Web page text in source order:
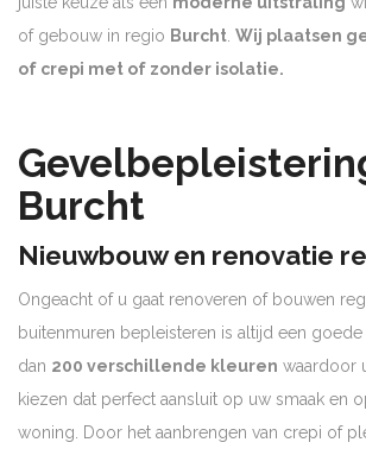
of gebouw in regio Burcht. Wij plaatsen
of crepi met of zonder isolatie.
Burcht
Nieuwbouw en renovatie
Ongeacht of u gaat renoveren of bouwen
buitenmuren bepleisteren is altijd een
dan 200 verschillende kleuren waardoor
kiezen dat perfect aansluit op uw smaak en
woning. Door het aanbrengen van crepi of